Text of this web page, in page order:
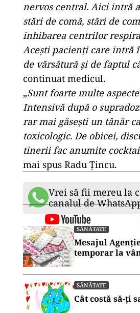
nervos central. Aici intră
stări de comă, stări de
inhibarea centrilor
Acești pacienți care intră
de vărsătură și de faptul
continuat medicul.
„Sunt foarte multe
Intensivă după o
rar mai găsești un tânăr
toxicologic. De obicei,
tinerii fac anumite
mai spus Radu Țincu.
Vrei să fii mereu la
canalul de
SĂNĂTATE
Mesajul
temporar la
SĂNĂTATE
Cât costă să-ți